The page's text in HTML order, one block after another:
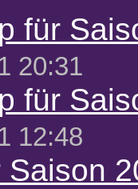
für
20:31
für
12:48